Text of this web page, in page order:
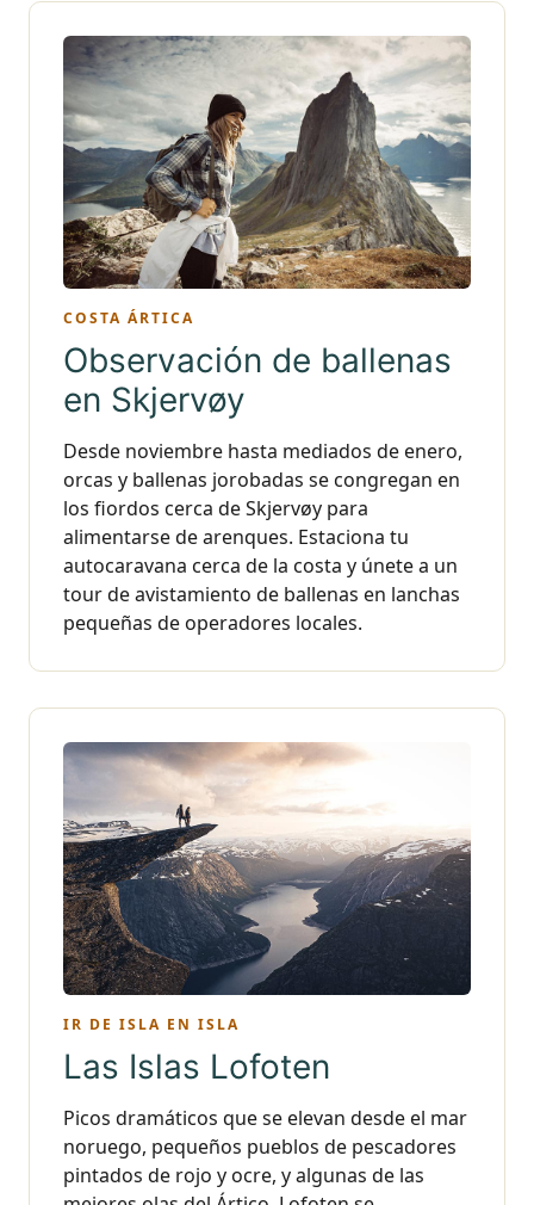
COSTA ÁRTICA
Observación de ballenas
en Skjervøy
Desde noviembre hasta mediados de enero,
orcas y ballenas jorobadas se congregan en
los fiordos cerca de Skjervøy para
alimentarse de arenques. Estaciona tu
autocaravana cerca de la costa y únete a un
tour de avistamiento de ballenas en lanchas
pequeñas de operadores locales.
IR DE ISLA EN ISLA
Las Islas Lofoten
Picos dramáticos que se elevan desde el mar
noruego, pequeños pueblos de pescadores
pintados de rojo y ocre, y algunas de las